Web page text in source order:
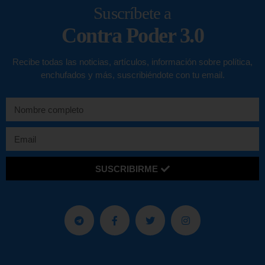
Suscríbete a
Contra Poder 3.0
Recibe todas las noticias, artículos, información sobre política,
enchufados y más, suscribiéndote con tu email.
SUSCRIBIRME